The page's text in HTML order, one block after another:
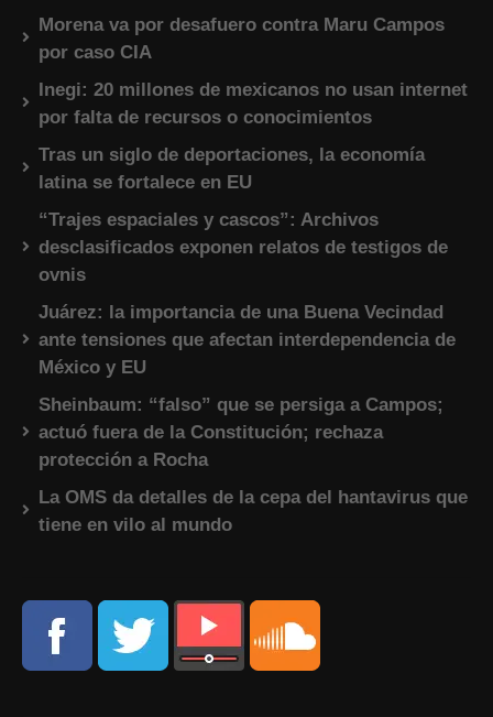
Morena va por desafuero contra Maru Campos
por caso CIA
Inegi: 20 millones de mexicanos no usan internet
por falta de recursos o conocimientos
Tras un siglo de deportaciones, la economía
latina se fortalece en EU
“Trajes espaciales y cascos”: Archivos
desclasificados exponen relatos de testigos de
ovnis
Juárez: la importancia de una Buena Vecindad
ante tensiones que afectan interdependencia de
México y EU
Sheinbaum: “falso” que se persiga a Campos;
actuó fuera de la Constitución; rechaza
protección a Rocha
La OMS da detalles de la cepa del hantavirus que
tiene en vilo al mundo